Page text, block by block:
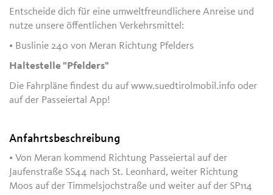
Entscheide dich für eine umweltfreundlichere Anreise und
nutze unsere öffentlichen Verkehrsmittel:
• Buslinie 240 von Meran Richtung Pfelders
Haltestelle "Pfelders"
Die Fahrpläne findest du auf www.suedtirolmobil.info oder
auf der Passeiertal App!
Anfahrtsbeschreibung
• Von Meran kommend Richtung Passeiertal auf der
Jaufenstraße SS44 nach St. Leonhard, weiter Richtung
Moos auf der Timmelsjochstraße und weiter auf der SP114